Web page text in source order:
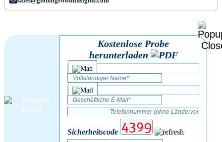
Kostenlose Probe
herunterladen
Sicherheitscode